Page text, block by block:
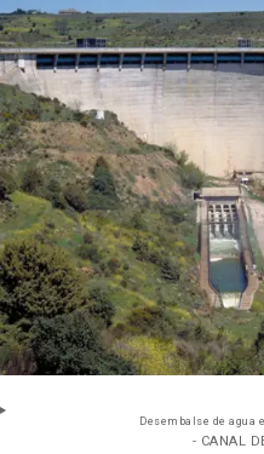
Desembalse de
- CANAL